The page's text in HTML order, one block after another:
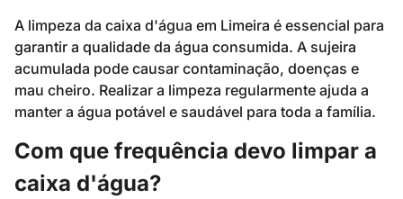
A limpeza da caixa d'água em Limeira é essencial para
garantir a qualidade da água consumida. A sujeira
acumulada pode causar contaminação, doenças e
mau cheiro. Realizar a limpeza regularmente ajuda a
manter a água potável e saudável para toda a família.
Com que frequência devo limpar a
caixa d'água?